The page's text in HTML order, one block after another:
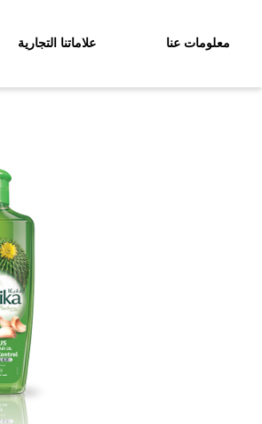
معلومات عنا علاماتنا التجارية